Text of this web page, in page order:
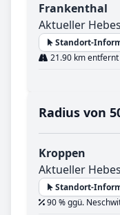
Frankenthal
Aktueller
Standort-
21.90 km entfernt
Radius von
Kroppen
Aktueller
Standort-
90 % ggü.